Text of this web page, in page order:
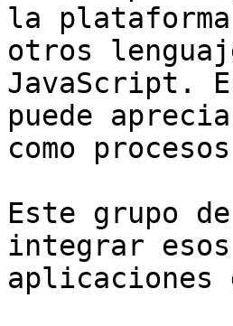
la plataforma
otros
JavaScript.
puede
como
Este grupo
integrar
aplicaciones